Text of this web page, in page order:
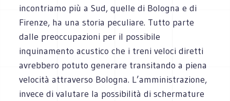
incontriamo più a Sud, quelle di Bologna e di
Firenze, ha una storia peculiare. Tutto parte
dalle preoccupazioni per il possibile
inquinamento acustico che i treni veloci diretti
avrebbero potuto generare transitando a piena
velocità attraverso Bologna. L’amministrazione,
invece di valutare la possibilità di schermature